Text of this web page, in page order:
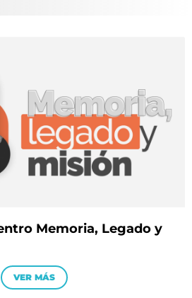
Memoria, Legado y
VER MÁS